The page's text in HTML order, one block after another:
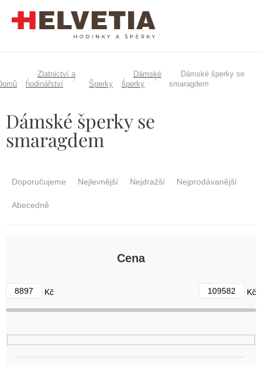
Zlatnictví a
hodinářství
Šperky
Dámské
šperky
Dámské šperky se
smaragdem
Dámské šperky se
smaragdem
d
u
k
ů
Doporučujeme Nejlevnější Nejdražší Nejprodávanější
Abecedně
Cena
8897 Kč 109582 Kč